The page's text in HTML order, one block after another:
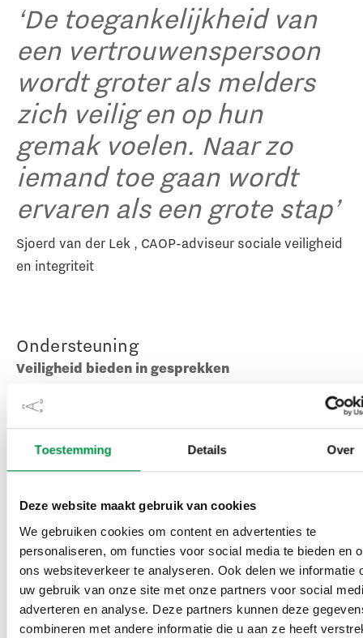
Toestemming Details Over
Deze website maakt gebruik van cookies
We gebruiken cookies om content en advertenties te
personaliseren, om functies voor social media te bieden en
ons websiteverkeer te analyseren. Ook delen we informatie
uw gebruik van onze site met onze partners voor social
adverteren en analyse. Deze partners kunnen deze
combineren met andere informatie die u aan ze heeft
‘De toegankelijkheid van
een vertrouwenspersoon
wordt groter als melders
zich veilig en op hun
gemak voelen. Naar zo
iemand toe gaan wordt
ervaren als een grote stap’
Sjoerd van der Lek , CAOP-adviseur sociale veiligheid
en integriteit
Ondersteuning
Veiligheid bieden in gesprekken
‘De meeste functieprofielen schrijven voor dat de
iemand die goed kan luisteren en betrouwbaar is. We
medewerkers besluiten of ze naar de
waarin ze zich tijdens gesprekken en het vervolg
gezien voelen door de vertrouwenspersoon. De
toegankelijkheid wordt groter als melders zich veilig
en op hun gemak voelen. Het op het gemak stellen
speelt vooral aan het begin van een gesprek, maar